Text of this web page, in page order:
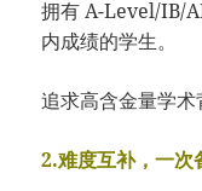
拥有 A-Level/IB/
内成绩的学生。
追求高含金量学术
2.难度互补，一次